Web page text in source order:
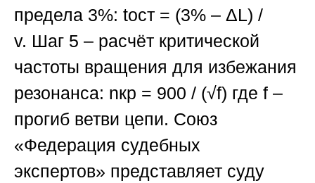
предела 3%: tост = (3% – ΔL) /
v. Шаг 5 – расчёт критической
частоты вращения для избежания
резонанса: nкр = 900 / (√f) где f –
прогиб ветви цепи. Союз
«Федерация судебных
экспертов» представляет суду